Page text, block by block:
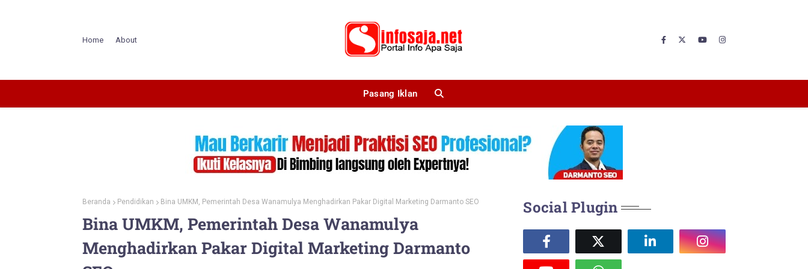
Home About
Pasang Iklan
Beranda Pendidikan Bina UMKM, Pemerintah Desa Wanamulya Menghadirkan Pakar Digital Marketing Darmanto SEO
Bina UMKM, Pemerintah Desa Wanamulya
Menghadirkan Pakar Digital Marketing Darmanto
Social Plugin